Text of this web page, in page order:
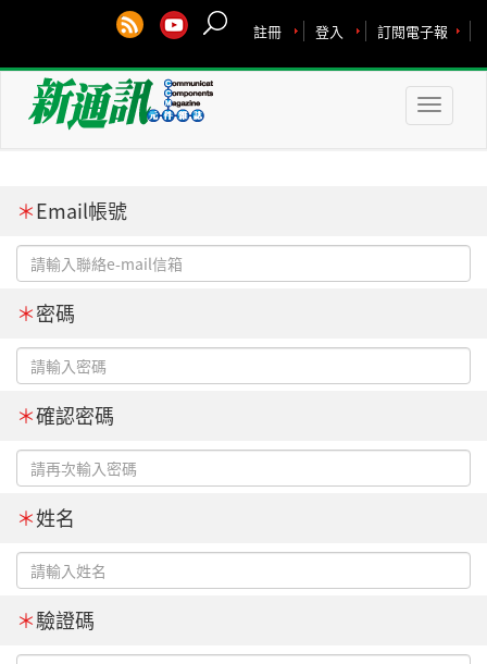
訂閱電子報
登入
註冊
Toggle
＊Email帳號
＊密碼
＊確認密碼
＊姓名
＊驗證碼